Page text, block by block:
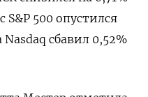
S&P 500 опустился
сбавил 0,52%